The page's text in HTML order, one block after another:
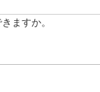
ますか。